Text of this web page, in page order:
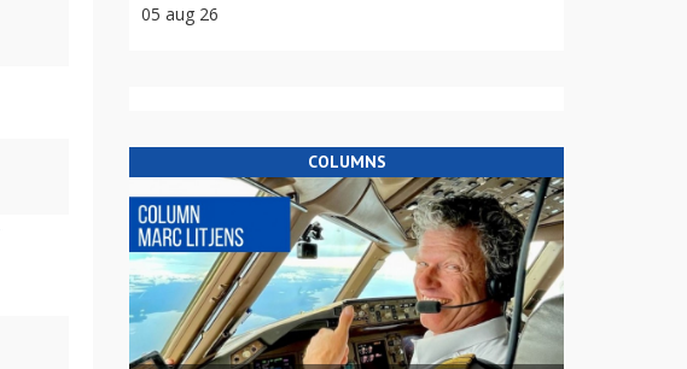
05 aug 26
COLUMNS